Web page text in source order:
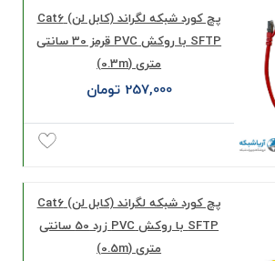
پچ کورد شبکه لگراند (کابل لن) Cat6
SFTP با روکش PVC قرمز 30 سانتی
متری (0.3m)
257,000 تومان
پچ کورد شبکه لگراند (کابل لن) Cat6
SFTP با روکش PVC زرد 50 سانتی
متری (0.5m)